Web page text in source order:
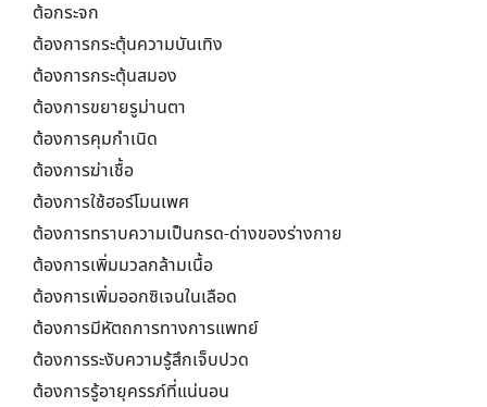
ต้อกระจก
ต้องการกระตุ้นความบันเทิง
ต้องการกระตุ้นสมอง
ต้องการขยายรูม่านตา
ต้องการคุมกำเนิด
ต้องการฆ่าเชื้อ
ต้องการใช้ฮอร์โมนเพศ
ต้องการทราบความเป็นกรด-ด่างของร่างกาย
ต้องการเพิ่มมวลกล้ามเนื้อ
ต้องการเพิ่มออกซิเจนในเลือด
ต้องการมีหัตถการทางการแพทย์
ต้องการระงับความรู้สึกเจ็บปวด
ต้องการรู้อายุครรภ์ที่แน่นอน